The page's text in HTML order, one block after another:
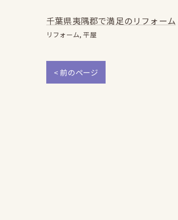
千葉県夷隅郡で満足のリフォーム
リフォーム 平屋
< 前のページ